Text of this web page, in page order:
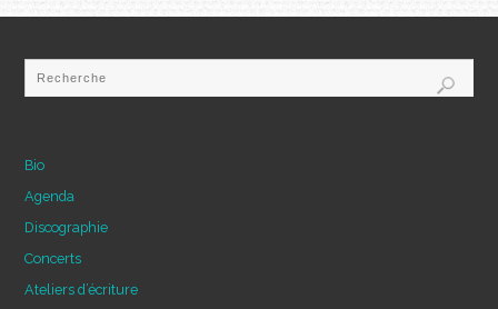
Bio
Agenda
Discographie
Concerts
Ateliers d’écriture